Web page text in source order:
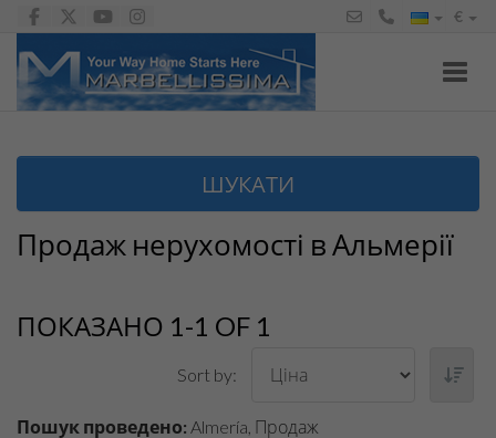
€
ШУКАТИ
Продаж нерухомості в Альмерії
ПОКАЗАНО 1-1 OF 1
Sort by:
Пошук проведено: Almería, Продаж